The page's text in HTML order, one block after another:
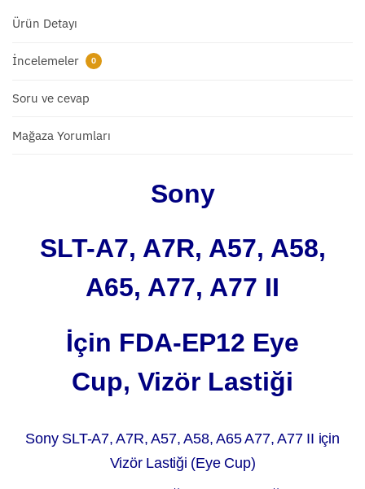
Ürün Detayı
İncelemeler 0
Soru ve cevap
Mağaza Yorumları
Sony
SLT-A7, A7R, A57, A58,
A65, A77, A77 II
İçin FDA-EP12 Eye
Cup, Vizör Lastiği
Sony SLT-A7, A7R, A57, A58, A65 A77, A77 II için
Vizör Lastiği (Eye Cup)